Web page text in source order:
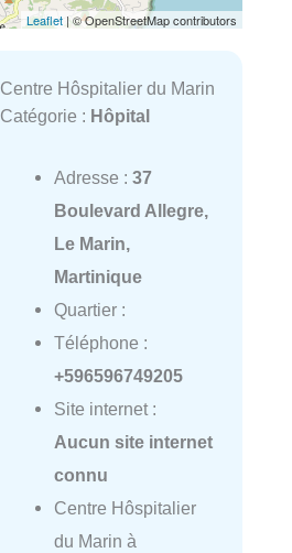
Leaflet | © OpenStreetMap contributors
Centre Hôspitalier du Marin
Catégorie : Hôpital
Adresse : 37
Boulevard Allegre,
Le Marin,
Martinique
Quartier :
Téléphone :
+596596749205
Site internet :
Aucun site internet
connu
Centre Hôspitalier
du Marin à